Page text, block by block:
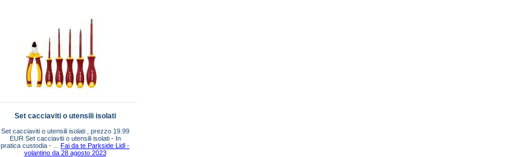
Set cacciaviti o utensili isolati
Set cacciaviti o utensili isolati , prezzo 19.99
EUR Set cacciaviti o utensili isolati - In
pratica custodia - ...Fai da te Parkside Lidl -
volantino da 28 agosto 2023